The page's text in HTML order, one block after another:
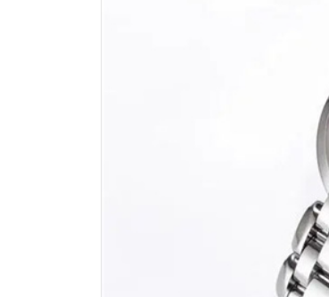
广州市越秀区环市东路
深圳市罗湖区深南东路
惠州市惠城区江北文昌
厦门市思明区湖滨东路
成都市锦江区人民东路6
重庆市江北区观音桥步
长沙市芙蓉区定王台街
郑州市二七区铭功路10
太原市迎泽区解放路15
沈阳市沈河区中街路137
沈阳市沈河区中街路83
乌鲁木齐市天山区红山